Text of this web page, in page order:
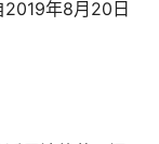
2019年8月20日